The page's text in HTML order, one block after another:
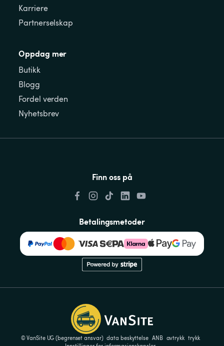
Karriere
Partnerselskap
Oppdag mer
Butikk
Blogg
Fordel verden
Nyhetsbrev
Finn oss på
Betalingsmetoder
© VanSite UG (begrenset ansvar) data beskyttelse ANB avtrykk trykk